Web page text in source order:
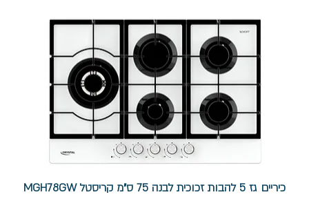
כיריים גז 5 להבות זכוכית לבנה 75 ס"מ קריסטל MGH78GW